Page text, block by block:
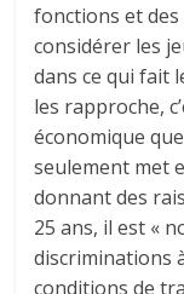
fonctions et
considérer les
dans ce qui fait
les rapproche,
économique
seulement met
donnant des
25 ans, il est «
discriminations
conditions de